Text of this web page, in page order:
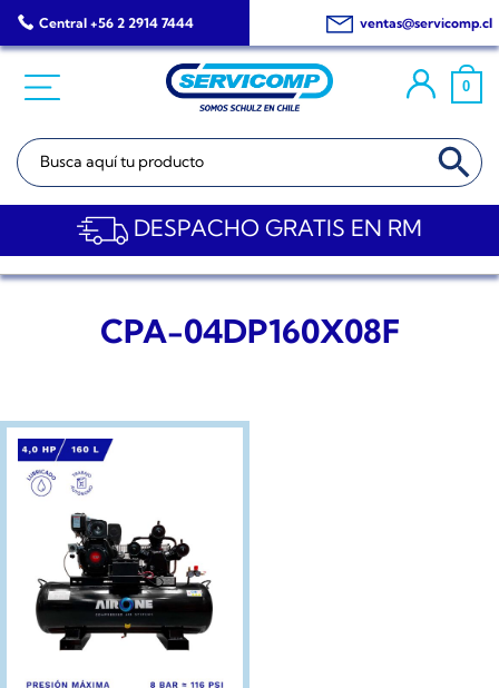
Saltar
al
Central +56 2 2914 7444 ventas@servicomp.cl
0
Buscar: BOTÓN DE
DESPACHO GRATIS EN RM
CPA-04DP160X08F